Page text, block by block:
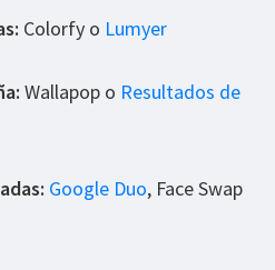
Colorfy o Lumyer
Wallapop o Resultados de
Google Duo, Face Swap